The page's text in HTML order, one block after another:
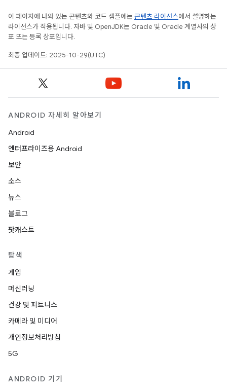
이 페이지에 나와 있는 콘텐츠와 코드 샘플에는 콘텐츠 라이선스에서 설명하는
라이선스가 적용됩니다. 자바 및 OpenJDK는 Oracle 및 Oracle 계열사의 상
표 또는 등록 상표입니다.
최종 업데이트: 2025-10-29(UTC)
ANDROID 자세히 알아보기
Android
엔터프라이즈용 Android
보안
소스
뉴스
블로그
팟캐스트
탐색
게임
머신러닝
건강 및 피트니스
카메라 및 미디어
개인정보처리방침
5G
ANDROID 기기